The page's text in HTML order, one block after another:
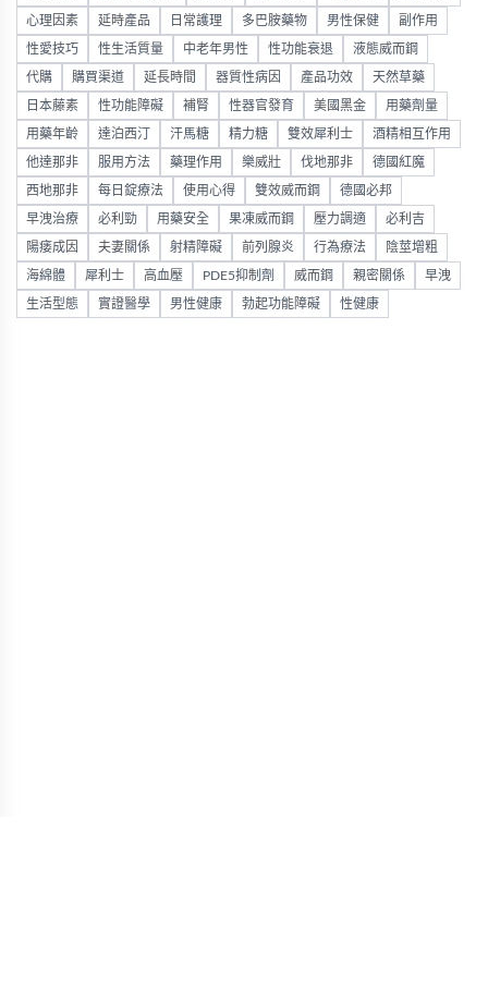
心理因素 延時產品 日常護理 多巴胺藥物 男性保健 副作用
性愛技巧 性生活質量 中老年男性 性功能衰退 液態威而鋼
代購 購買渠道 延長時間 器質性病因 產品功效 天然草藥
日本藤素 性功能障礙 補腎 性器官發育 美國黑金 用藥劑量
用藥年齡 達泊西汀 汗馬糖 精力糖 雙效犀利士 酒精相互作用
他達那非 服用方法 藥理作用 樂威壯 伐地那非 德國紅魔
西地那非 每日錠療法 使用心得 雙效威而鋼 德國必邦
早洩治療 必利勁 用藥安全 果凍威而鋼 壓力調適 必利吉
陽痿成因 夫妻關係 射精障礙 前列腺炎 行為療法 陰莖增粗
海綿體 犀利士 高血壓 PDE5抑制劑 威而鋼 親密關係 早洩
生活型態 實證醫學 男性健康 勃起功能障礙 性健康